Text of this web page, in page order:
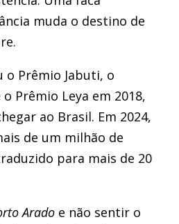
muda o destino de
o Prêmio Jabuti, o
Prêmio Leya em 2018,
ao Brasil. Em 2024,
de um milhão de
para mais de 20
Arado e não sentir o